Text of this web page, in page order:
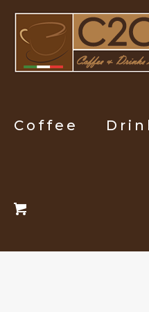
Coffee